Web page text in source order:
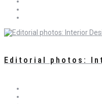
Editorial photos: